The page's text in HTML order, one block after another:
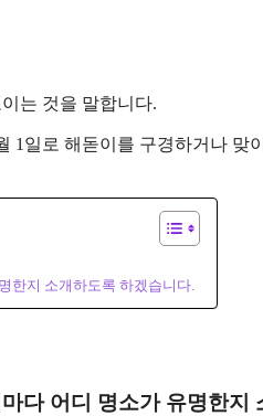
는 것을 말합니다.
1일로 해돋이를 구경하거나 맞
한지 소개하도록 하겠습니다.
다 어디 명소가 유명한지